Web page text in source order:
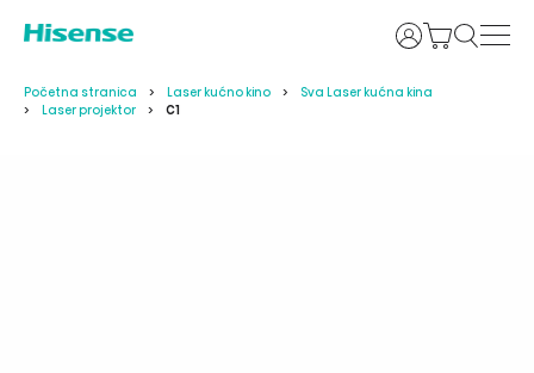
Prijava
Početna stranica Laser kućno kino
Sva Laser kućna kina
Laser projektor
C1